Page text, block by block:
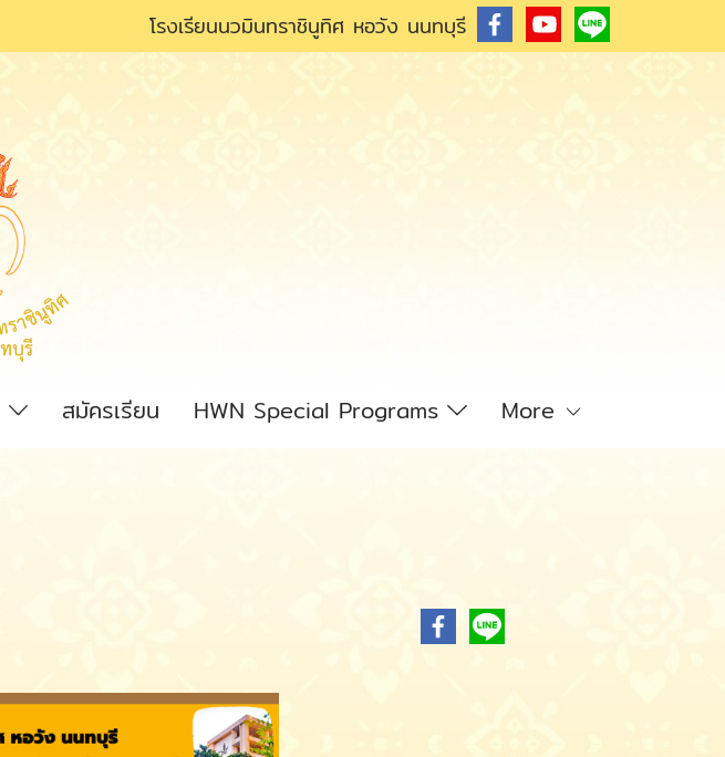
โรงเรียนนวมินทราชินูทิศ หอวัง นนทบุรี
สมัครเรียน HWN Special Programs More